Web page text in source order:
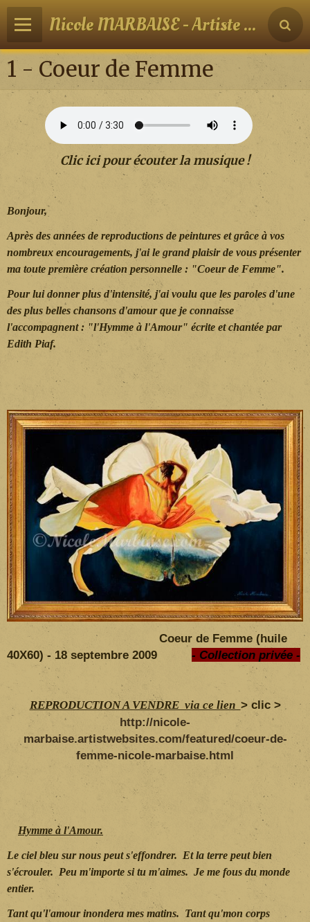
Nicole MARBAISE - Artiste peintre
1 - Coeur de Femme
Clic ici pour écouter la musique !
Bonjour,
Après des années de reproductions de peintures et grâce à vos
nombreux encouragements, j'ai le grand plaisir de vous présenter
ma toute première création personnelle : "Coeur de Femme".
Pour lui donner plus d'intensité, j'ai voulu que les paroles d'une
des plus belles chansons d'amour que je connaisse
l'accompagnent : "l'Hymme à l'Amour" écrite et chantée par
Edith Piaf.
Coeur de Femme (huile
40X60) - 18 septembre 2009 - Collection privée -
REPRODUCTION A VENDRE via ce lien > clic >
http://nicole-
marbaise.artistwebsites.com/featured/coeur-de-
femme-nicole-marbaise.html
Hymme à l'Amour.
Le ciel bleu sur nous peut s'effondrer. Et la terre peut bien
s'écrouler. Peu m'importe si tu m'aimes. Je me fous du monde
entier.
Tant qu'l'amour inondera mes matins. Tant qu'mon corps